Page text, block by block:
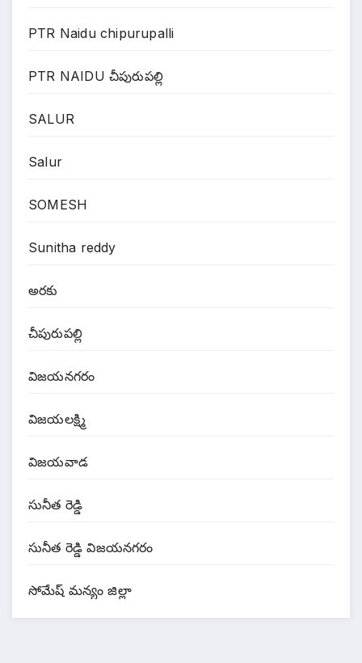
PTR Naidu chipurupalli
PTR NAIDU చీపురుపల్లి
SALUR
Salur
SOMESH
Sunitha reddy
అరకు
చీపురుపల్లి
విజయనగరం
విజయలక్ష్మి
విజయవాడ
సునీత రెడ్డి
సునీత రెడ్డి విజయనగరం
సోమేష్ మన్యం జిల్లా